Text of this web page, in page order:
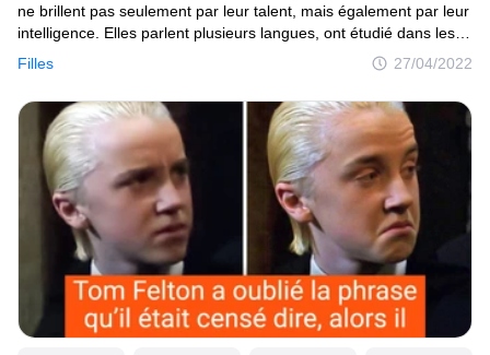
Filles 27/04/2022
ne brillent pas seulement par leur talent, mais également par leur
intelligence. Elles parlent plusieurs langues, ont étudié dans les
meilleures universités, ont été diplômées avec mention et sont